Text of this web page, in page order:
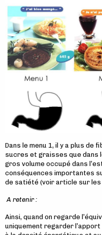
Dans le menu 1, il y a plus de
sucres et graisses que dans
gros volume occupé dans
conséquences importantes
de satiété (voir article sur les
A retenir :
Ainsi, quand on regarde
uniquement regarder